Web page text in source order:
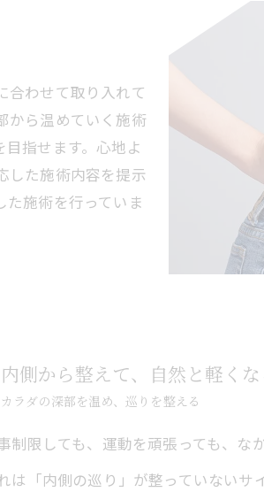
合わせて取り入れて
から温めていく施術
指せます。心地よ
した施術内容を提示
施術を行っていま
内側から整えて、自然と軽く
カラダの深部を温め、巡りを整える
制限しても、運動を頑張っても、
は「内側の巡り」が整っていないサ